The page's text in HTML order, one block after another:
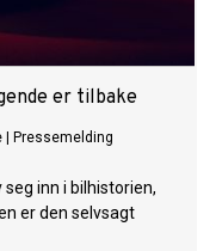
er tilbake
Pressemelding
seg inn i bilhistorien,
er den selvsagt